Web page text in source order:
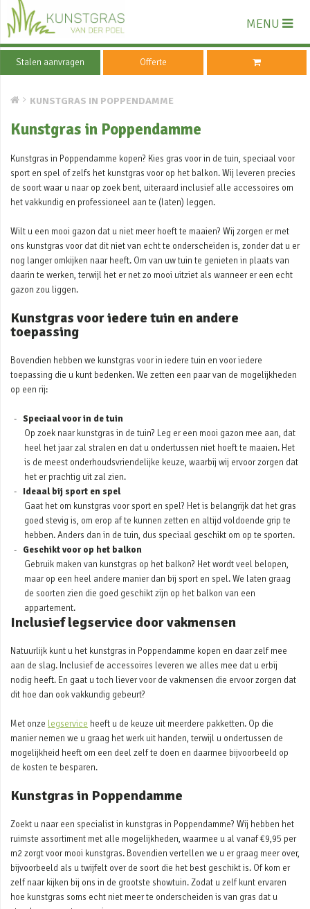
MENU
Stalen aanvragen Offerte
KUNSTGRAS IN POPPENDAMME
Kunstgras in Poppendamme
Kunstgras in Poppendamme kopen? Kies gras voor in de tuin, speciaal voor
sport en spel of zelfs het kunstgras voor op het balkon. Wij leveren precies
de soort waar u naar op zoek bent, uiteraard inclusief alle accessoires om
het vakkundig en professioneel aan te (laten) leggen.
Wilt u een mooi gazon dat u niet meer hoeft te maaien? Wij zorgen er met
ons kunstgras voor dat dit niet van echt te onderscheiden is, zonder dat u er
nog langer omkijken naar heeft. Om van uw tuin te genieten in plaats van
daarin te werken, terwijl het er net zo mooi uitziet als wanneer er een echt
gazon zou liggen.
Kunstgras voor iedere tuin en andere
toepassing
Bovendien hebben we kunstgras voor in iedere tuin en voor iedere
toepassing die u kunt bedenken. We zetten een paar van de mogelijkheden
op een rij:
Speciaal voor in de tuin
Op zoek naar kunstgras in de tuin? Leg er een mooi gazon mee aan, dat
heel het jaar zal stralen en dat u ondertussen niet hoeft te maaien. Het
is de meest onderhoudsvriendelijke keuze, waarbij wij ervoor zorgen dat
het er prachtig uit zal zien.
Ideaal bij sport en spel
Gaat het om kunstgras voor sport en spel? Het is belangrijk dat het gras
goed stevig is, om erop af te kunnen zetten en altijd voldoende grip te
hebben. Anders dan in de tuin, dus speciaal geschikt om op te sporten.
Geschikt voor op het balkon
Gebruik maken van kunstgras op het balkon? Het wordt veel belopen,
maar op een heel andere manier dan bij sport en spel. We laten graag
de soorten zien die goed geschikt zijn op het balkon van een
appartement.
Inclusief legservice door vakmensen
Natuurlijk kunt u het kunstgras in Poppendamme kopen en daar zelf mee
aan de slag. Inclusief de accessoires leveren we alles mee dat u erbij
nodig heeft. En gaat u toch liever voor de vakmensen die ervoor zorgen dat
dit hoe dan ook vakkundig gebeurt?
Met onze legservice heeft u de keuze uit meerdere pakketten. Op die
manier nemen we u graag het werk uit handen, terwijl u ondertussen de
mogelijkheid heeft om een deel zelf te doen en daarmee bijvoorbeeld op
de kosten te besparen.
Kunstgras in Poppendamme
Zoekt u naar een specialist in kunstgras in Poppendamme? Wij hebben het
ruimste assortiment met alle mogelijkheden, waarmee u al vanaf €9,95 per
m2 zorgt voor mooi kunstgras. Bovendien vertellen we u er graag meer over,
bijvoorbeeld als u twijfelt over de soort die het best geschikt is. Of kom er
zelf naar kijken bij ons in de grootste showtuin. Zodat u zelf kunt ervaren
hoe kunstgras soms echt niet meer te onderscheiden is van gras dat u